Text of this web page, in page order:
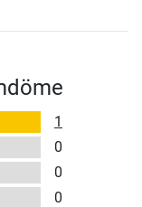
1
0
0
0